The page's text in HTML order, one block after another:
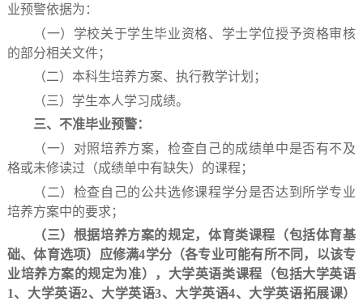
业预警依据为：
（一）学校关于学生毕业资格、学士学位授予资格审核
的部分相关文件；
（二）本科生培养方案、执行教学计划；
（三）学生本人学习成绩。
三、不准毕业预警：
（一）对照培养方案，检查自己的成绩单中是否有不及
格或未修读过（成绩单中有缺失）的课程；
（二）检查自己的公共选修课程学分是否达到所学专业
培养方案中的要求；
（三）根据培养方案的规定，体育类课程（包括体育基
础、体育选项）应修满4学分（各专业可能有所不同，以该专
业培养方案的规定为准），大学英语类课程（包括大学英语
1、大学英语2、大学英语3、大学英语4、大学英语拓展课）